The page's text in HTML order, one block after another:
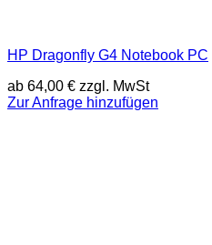
HP Dragonfly G4 Notebook PC
ab 64,00 € zzgl. MwSt
Zur Anfrage hinzufügen